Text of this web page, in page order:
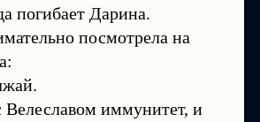
погибает Дарина.
посмотрела на
иммунитет, и